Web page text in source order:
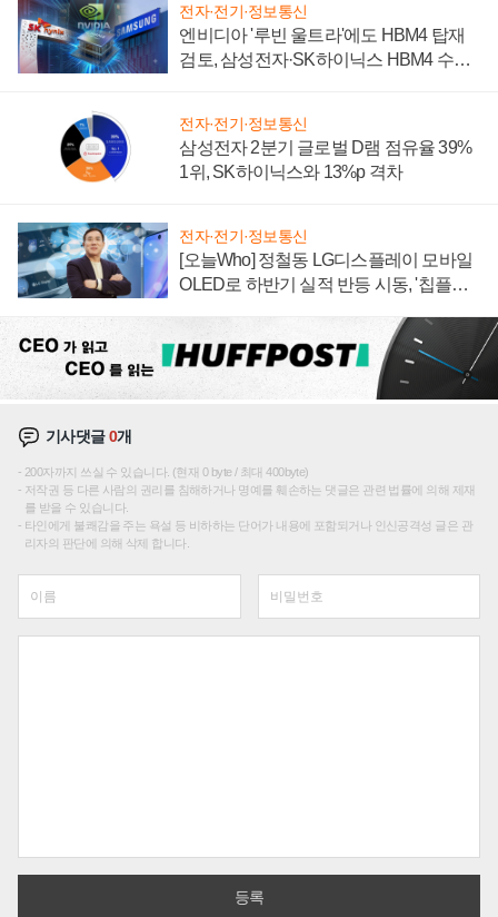
전자·전기·정보통신
엔비디아 '루빈 울트라'에도 HBM4 탑재
검토, 삼성전자·SK하이닉스 HBM4 수율
전자·전기·정보통신
삼성전자 2분기 글로벌 D램 점유율 39%
1위, SK하이닉스와 13%p 격차
전자·전기·정보통신
[오늘Who] 정철동 LG디스플레이 모바일
OLED로 하반기 실적 반등 시동, '칩플레
기사댓글0개
200자까지 쓰실 수 있습니다. (현재 0 byte / 최대 400byte)
저작권 등 다른 사람의 권리를 침해하거나 명예를 훼손하는 댓글은 관련 법률에 의해 제재
를 받을 수 있습니다.
타인에게 불쾌감을 주는 욕설 등 비하하는 단어가 내용에 포함되거나 인신공격성 글은 관
리자의 판단에 의해 삭제 합니다.